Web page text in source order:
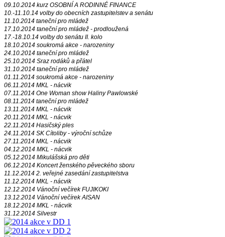
09.10.2014 kurz OSOBNÍ A RODINNÉ FINANCE
10.-11.10.14 volby do obecních zastupitelstev a senátu
11.10.2014 taneční pro mládež
17.10.2014 taneční pro mládež - prodloužená
17.-18.10.14 volby do senátu II. kolo
18.10.2014 soukromá akce - narozeniny
24.10.2014 taneční pro mládež
25.10.2014 Sraz rodáků a přátel
31.10.2014 taneční pro mládež
01.11.2014 soukromá akce - narozeniny
06.11.2014 MKL - nácvik
07.11.2014 One Woman show Haliny Pawlowské
08.11.2014 taneční pro mládež
13.11.2014 MKL - nácvik
20.11.2014 MKL - nácvik
22.11.2014 Hasičský ples
24.11.2014 SK Cítoliby - výroční schůze
27.11.2014 MKL - nácvik
04.12.2014 MKL - nácvik
05.12.2014 Mikulášská pro děti
06.12.2014 Koncert ženského pěveckého sboru
11.12.2014 2. veřejné zasedání zastupitelstva
11.12.2014 MKL - nácvik
12.12.2014 Vánoční večírek FUJIKOKI
13.12.2014 Vánoční večírek AISAN
18.12.2014 MKL - nácvik
31.12.2014 Silvestr